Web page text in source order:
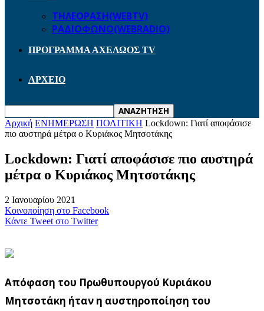
ΤΗΛΕΟΡΑΣΗ(WEBTV)
ΡΑΔΙΟΦΩΝΟ(WEBRADIO)
ΠΡΟΓΡΑΜΜΑ ΑΧΕΛΩΟΣ TV
ΑΡΧΕΙΟ
Αρχική ΕΝΗΜΕΡΩΣΗ ΠΟΛΙΤΙΚΗ Lockdown: Γιατί αποφάσισε
πιο αυστηρά μέτρα ο Κυριάκος Μητσοτάκης
Lockdown: Γιατί αποφάσισε πιο αυστηρά
μέτρα ο Κυριάκος Μητσοτάκης
2 Ιανουαρίου 2021
Κοινοποίηση στο Facebook
Κάντε Tweet στο Twitter
Απόφαση του Πρωθυπουργού Κυριάκου
Μητσοτάκη ήταν η αυστηροποίηση του